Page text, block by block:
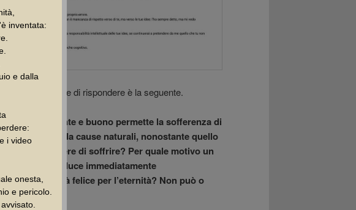
teodicea chiede di rispondere è la seguente.
onnipotente e buono permette la sofferenza di
provocata da cause naturali, nonostante quello
pur di smettere di soffrire? Per quale motivo un
non conduce immediatamente
dove sarà felice per l’eternità? Non può o
inventata:
e dalla
i video
onesta,
e pericolo.